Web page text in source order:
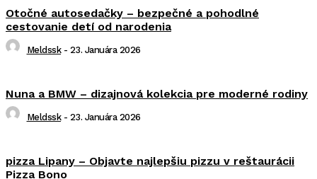
Otočné autosedačky – bezpečné a pohodlné
cestovanie detí od narodenia
Meldssk - 23. Januára 2026
Nuna a BMW – dizajnová kolekcia pre moderné rodiny
Meldssk - 23. Januára 2026
pizza Lipany – Objavte najlepšiu pizzu v reštaurácii
Pizza Bono